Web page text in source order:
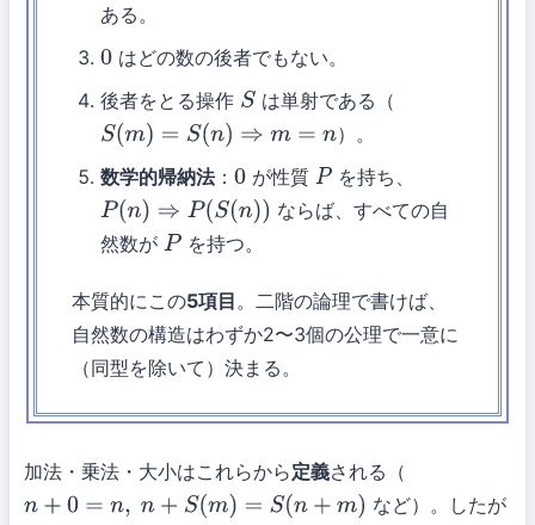
ある。
0はどの数の後者でもない。
後者をとる操作 Sは単射である（
S(m)= S(n )⇒m= n
）。
数学的帰納法： 0が性質 P を持ち、
P(n)⇒ P(S (n))
ならば、すべての自
然数が P を持つ。
本質的にこの5項目 。二階の論理で書けば、
自然数の構造はわずか2〜3個の公理で一意に
（同型を除いて）決まる。
加法・乗法・大小はこれらから定義される（
n+0=n , n +S m) =S(n+m) など）。したが